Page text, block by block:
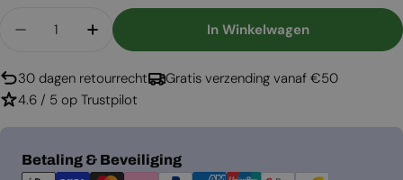
Aantal Verlagen Voor Carson - Kleine Bio-
Aantal Verhogen Voor Carson - Kleine
In Winkelwagen
30 dagen retourrecht
Gratis verzending vanaf €50
4.6 / 5 op Trustpilot
Betaling & Beveiliging
Betaalmethoden